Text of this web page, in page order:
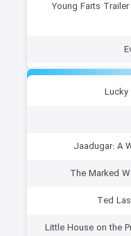
دانلود مستند قطعات تریلر یانگ فارتز Young Farts Trailer